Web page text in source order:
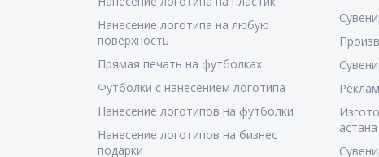
Нанесение логотипа на любую
поверхность
Прямая печать на футболках
Футболки с нанесением логотипа
Нанесение логотипов на футболки
Нанесение логотипов на бизнес
подарки
астана